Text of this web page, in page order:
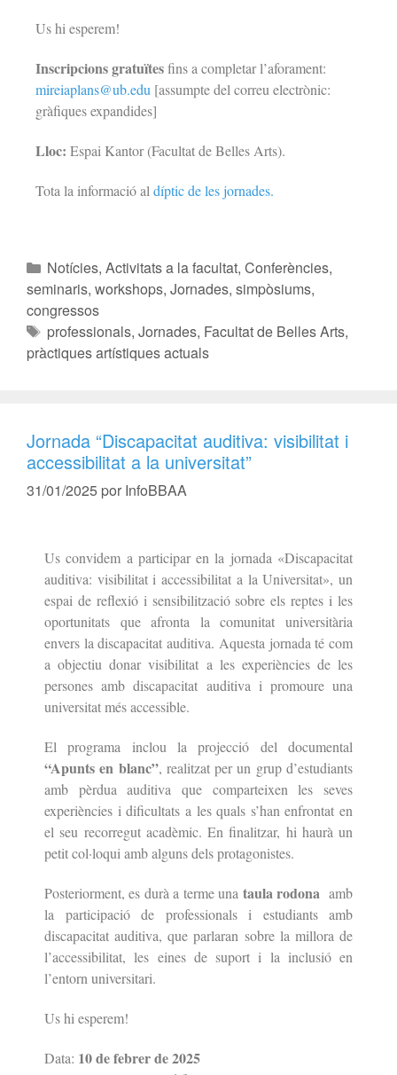
Us hi esperem!
Inscripcions gratuïtesfins a completar l’aforament:
mireiaplans@ub.edu [assumpte del correu electrònic:
gràfiques expandides]
Lloc: Espai Kantor (Facultat de Belles Arts).
Tota la informació al díptic de les jornades.
Notícies, Activitats a la facultat, Conferències,
seminaris, workshops, Jornades, simpòsiums,
congressos
professionals, Jornades, Facultat de Belles Arts,
pràctiques artístiques actuals
Jornada “Discapacitat auditiva: visibilitat i
accessibilitat a la universitat”
31/01/2025 por InfoBBAA
Us convidem a participar en la jornada «Discapacitat
auditiva: visibilitat i accessibilitat a la Universitat», un
espai de reflexió i sensibilització sobre els reptes i les
oportunitats que afronta la comunitat universitària
envers la discapacitat auditiva. Aquesta jornada té com
a objectiu donar visibilitat a les experiències de les
persones amb discapacitat auditiva i promoure una
universitat més accessible.
El programa inclou la projecció del documental
“Apunts en blanc”, realitzat per un grup d’estudiants
amb pèrdua auditiva que comparteixen les seves
experiències i dificultats a les quals s’han enfrontat en
el seu recorregut acadèmic. En finalitzar, hi haurà un
petit col·loqui amb alguns dels protagonistes.
Posteriorment, es durà a terme una taula rodona amb
la participació de professionals i estudiants amb
discapacitat auditiva, que parlaran sobre la millora de
l’accessibilitat, les eines de suport i la inclusió en
l’entorn universitari.
Us hi esperem!
Data: 10 de febrer de 2025